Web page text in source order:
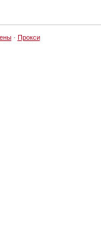
· Прокси